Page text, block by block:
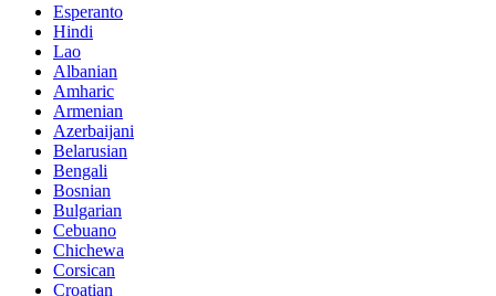
Esperanto
Hindi
Lao
Albanian
Amharic
Armenian
Azerbaijani
Belarusian
Bengali
Bosnian
Bulgarian
Cebuano
Chichewa
Corsican
Croatian